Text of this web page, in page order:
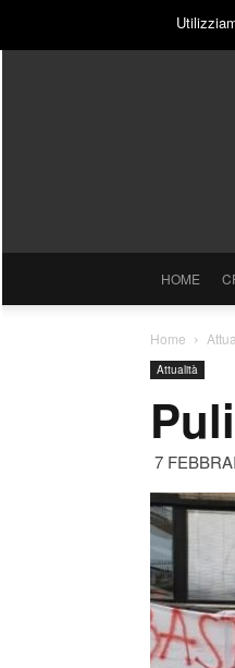
SABATO, 8
HOME
Home
Attualità
7